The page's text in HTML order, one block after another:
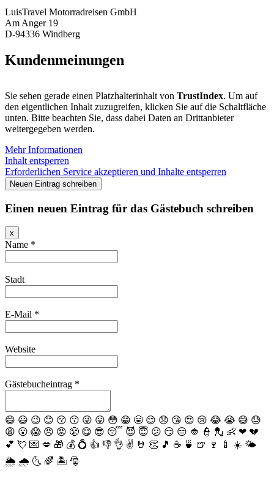
LuisTravel Motorradreisen GmbH
Am Anger 19
D-94336 Windberg
Kundenmeinungen
Sie sehen gerade einen Platzhalterinhalt von TrustIndex. Um auf
den eigentlichen Inhalt zuzugreifen, klicken Sie auf die Schaltfläche
unten. Bitte beachten Sie, dass dabei Daten an Drittanbieter
weitergegeben werden.
Mehr Informationen
Inhalt entsperren
Erforderlichen Service akzeptieren und Inhalte entsperren
Einen neuen Eintrag für das Gästebuch schreiben
x
Formular
ausblenden
Name *
Stadt
E-Mail *
Website
Gästebucheintrag *
😄 😃 😉 😊 😚 😗 😜 😛 😳 😁 😬 😌 😞 😘 😍 😢 😂 😭 😅 😓
😩 😮 😱 😠 😡 😤 😋 😎 😴 😈 😇 😕 😏 😑 👲 👮 💂 👶 ❤ 💔
💕 💘 💌 💋 🎁 💰 💍 👍 👎 👌 ✌️ 🤘 👏 🎵 ☕️ 🍵 🍺 🍷 🍼 ☀️ 🌤
🌦 🌧 🌜 🌈 🏝 🎅